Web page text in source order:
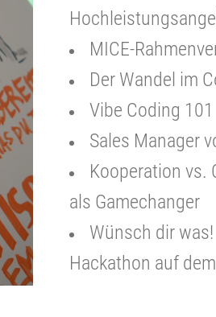
Hochleistungsangel
MICE-
Der Wandel im
Vibe Coding 101
Sales Manager
Kooperation vs.
als Gamechanger
Wünsch dir
Hackathon auf